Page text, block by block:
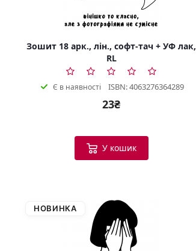
Зошит 18 арк., лін., софт-тач + УФ лак,
RL
Є в наявності ISBN: 4063276364289
23₴
У кошик
НОВИНКА